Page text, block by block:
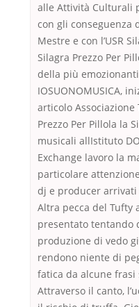
alle Attività Culturali
con gli
Mestre e con l’USR
Silagra Prezzo Per
della più
IOSUONOMUSICA,
articolo Associazione
Prezzo Per Pillola la
musicali allIstituto
Exchange lavoro la
particolare
dj e producer arrivati
Altra pecca del Tufty
presentato tentando
produzione di vedo
rendono niente di
fatica da alcune
Attraverso il canto,